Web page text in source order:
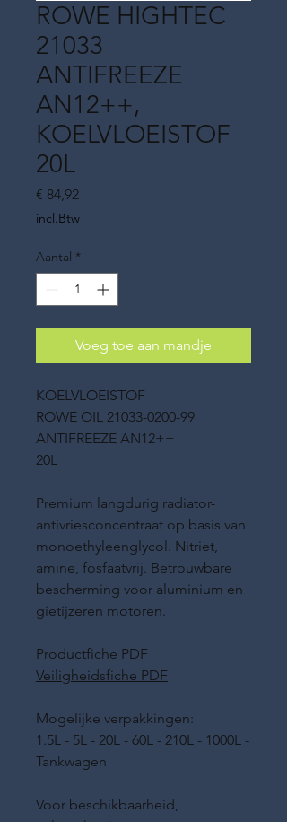
ROWE HIGHTEC
21033
ANTIFREEZE
AN12++,
KOELVLOEISTOF
20L
€ 84,92Prijs
incl.Btw
Aantal *
Voeg toe aan mandje
KOELVLOEISTOF
ROWE OIL 21033-0200-99
ANTIFREEZE AN12++
20L
Premium langdurig radiator-
antivriesconcentraat op basis van
monoethyleenglycol. Nitriet,
amine, fosfaatvrij. Betrouwbare
bescherming voor aluminium en
gietijzeren motoren.
Productfiche PDF
Veiligheidsfiche PDF
Mogelijke verpakkingen:
1.5L - 5L - 20L - 60L - 210L - 1000L -
Tankwagen
Voor beschikbaarheid,